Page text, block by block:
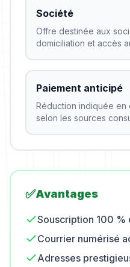
Société
Offre destinée aux
domiciliation et accès
Paiement anticipé
Réduction indiquée en
selon les sources
✅Avantages
Souscription 100 %
Courrier numérisé
Adresses